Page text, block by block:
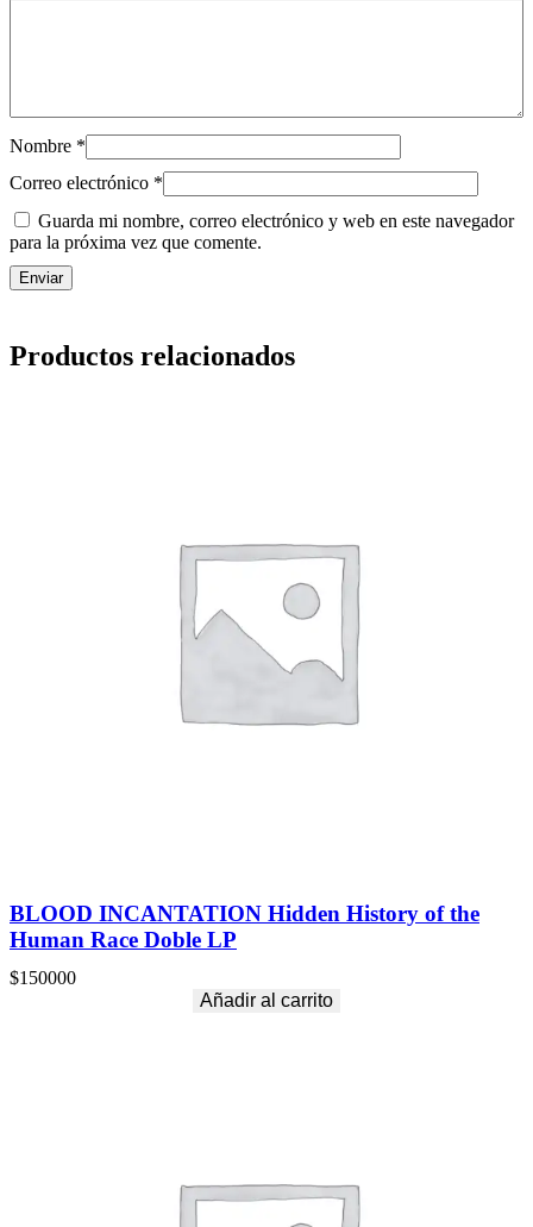
Nombre *
Correo electrónico *
Guarda mi nombre, correo electrónico y web en este navegador
para la próxima vez que comente.
Productos relacionados
BLOOD INCANTATION Hidden History of the
Human Race Doble LP
$150000
Añadir al carrito